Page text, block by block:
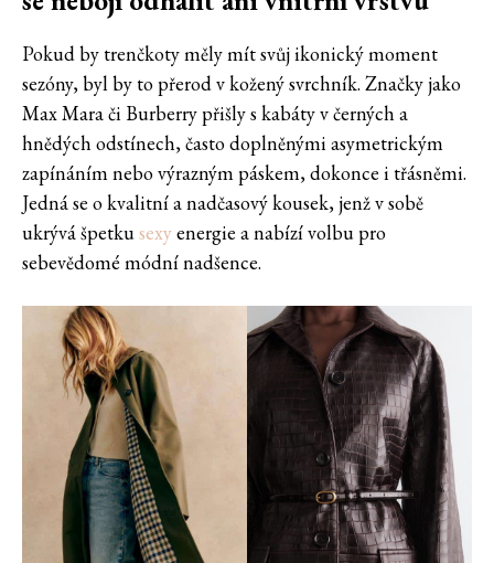
Pokud by trenčkoty měly mít svůj ikonický moment
sezóny, byl by to přerod v kožený svrchník. Značky jako
Max Mara či Burberry přišly s kabáty v černých a
hnědých odstínech, často doplněnými asymetrickým
zapínáním nebo výrazným páskem, dokonce i třásněmi.
Jedná se o kvalitní a nadčasový kousek, jenž v sobě
ukrývá špetkusexyenergie a nabízí volbu pro
sebevědomé módní nadšence.